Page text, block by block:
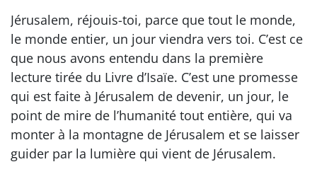
Jérusalem, réjouis-toi, parce que tout le monde,
le monde entier, un jour viendra vers toi. C’est ce
que nous avons entendu dans la première
lecture tirée du Livre d’Isaïe. C’est une promesse
qui est faite à Jérusalem de devenir, un jour, le
point de mire de l’humanité tout entière, qui va
monter à la montagne de Jérusalem et se laisser
guider par la lumière qui vient de Jérusalem.